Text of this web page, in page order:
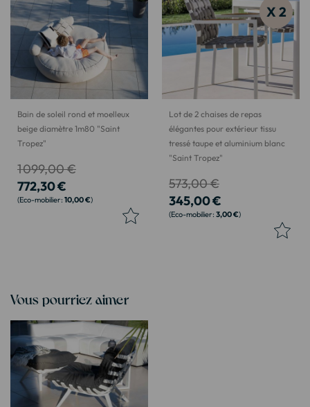
Bain de soleil rond et moelleux
beige diamètre 1m80 "Saint
Tropez"
772,30 €
10,00 €
1 099,00 €
X 2
Lot de 2 chaises de repas
élégantes pour extérieur tissu
tressé taupe et aluminium blanc
"Saint Tropez"
345,00 €
3,00 €
573,00 €
Vous pourriez aimer